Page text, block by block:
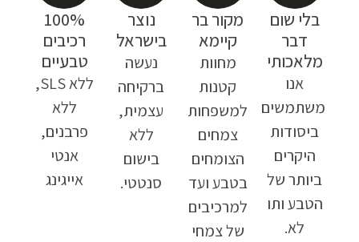
100%
רכיבים
טבעיים
ללא SLS,
ללא
פרבנים,
אנטי
אייגינג
נוצר
בישראל
נעשה
ברקיחה
עצמית,
ללא
בישום
סנטטי.
מקור בר
קיימא
מחוות
קטנות
למשפחות
צמחים
הצומחים
בטבע ועד
למרכיבים
של צמחי
בלי שום
דבר
מלאכותי
אנו
משתמשים
ביסודות
היקרים
ביותר של
הטבע ותו
לא.